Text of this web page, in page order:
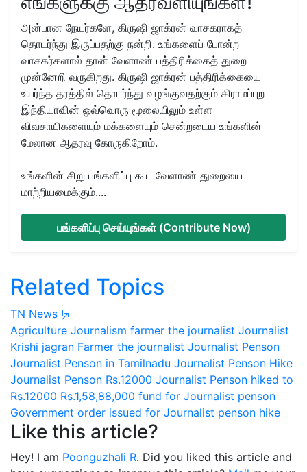
அன்பான நேயர்களே, கிருஷி ஜாக்ரன் வாசகராகத்
தொடர்ந்து இருப்பதற்கு நன்றி. உங்களைப் போன்ற
வாசகர்களால் தான் வேளாண் பத்திரிக்கைத் துறை
முன்னேறி வருகிறது. கிருஷி ஜாக்ரன் பத்திரிக்கையை
உயர்ந்த தரத்தில் தொடர்ந்து வழங்குவதற்கும் கிராமப்புற
இந்தியாவின் ஒவ்வொரு மூலையிலும் உள்ள
விவசாயிகளையும் மக்களையும் சென்றடைய உங்களின்
மேலான ஆதரவு கோருகிறோம்.
உங்களின் சிறு பங்களிப்பு கூட வேளாண் துறையை
மாற்றியமைக்கும்....
பங்களிப்பு செய்யுங்கள் (Contribute Now)
Related Topics
TN News
Agriculture Journalism farmer the journalist Journalist
Krishi jagran Farmer the journalist Journalist Penson
Journalist Penson in Tamilnadu Journalist Penson Hike
Journalist Penson Rs.12000 Journalist Penson hiked to
Rs.12000 Rs.1,58,88,000 fund for Journalist penson
Government order issued for Journalist penson hike
Like this article?
Hey! I am Poonguzhali R. Did you liked this article and